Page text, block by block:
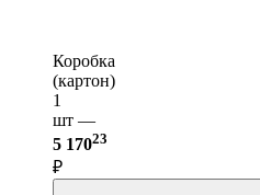
Коробка
(картон)
1
шт —
5 17023
₽